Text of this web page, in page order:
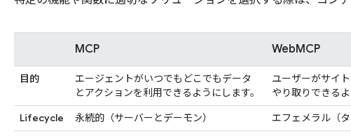
MCP WebMCP
目的
エージェントがいつでもどこでもデータ
とアクションを利用できるようにします。
ユーザーがサイ
やり取りできる
Lifecycle
永続的（サーバーとデーモン）
エフェメラル（タ